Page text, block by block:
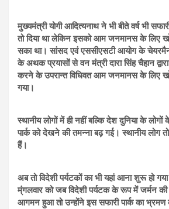
मुख्यमंत्री योगी आदित्यनाथ ने भी बीते वर्ष भी
तो दिया था लेकिन इसको आम जनमानस के लिए
सका था। सांसद एवं एससीएसटी आयोग के चेयरमैन
के अथक प्रयासों से वन मंत्री दारा सिंह चैहान
करने के उपरान्त विधिवत आम जनमानस के लिए
गया।
स्थानीय लोगों में ही नहीं बल्कि देश दुनिया के
पार्क को देखने की तमन्ना बढ़ गई। स्थानीय लोग तो
हैं।
अब तो विदेशी पर्यटकों का भी यहां आना शुरू हो
म्ंगलवार को जब विदेशी पर्यटक के रूप में जर्मन की
आगमन हुआ तो उन्होंने इस सफारी पार्क का भ्रमण